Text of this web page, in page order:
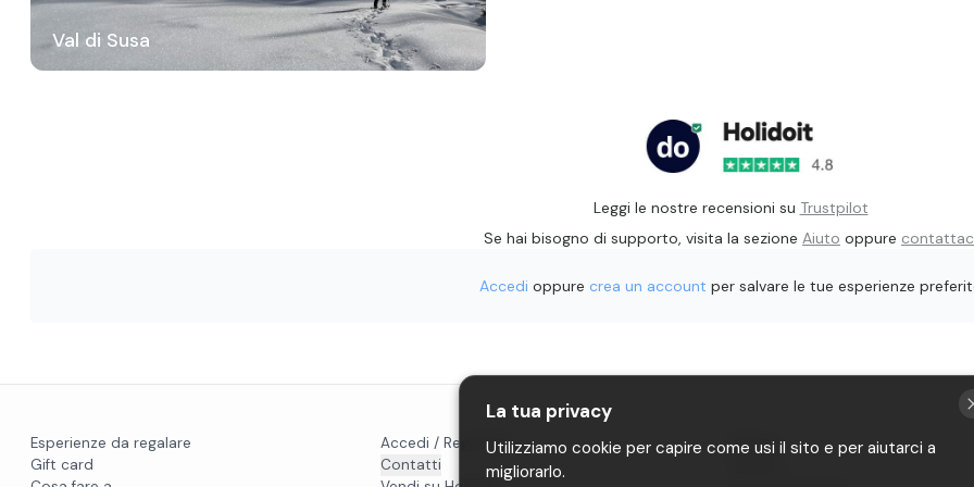
Val di Susa
Leggi le nostre recensioni su Trustpilot
Se hai bisogno di supporto, visita la sezione Aiuto oppure
Accedi oppure crea un account per salvare le tue esperienze
Esperienze da regalare
Gift card
Accedi / Registrati
Contatti
Privacy
La tua privacy
Utilizziamo cookie per capire come usi il sito e per aiutarci a
migliorarlo.